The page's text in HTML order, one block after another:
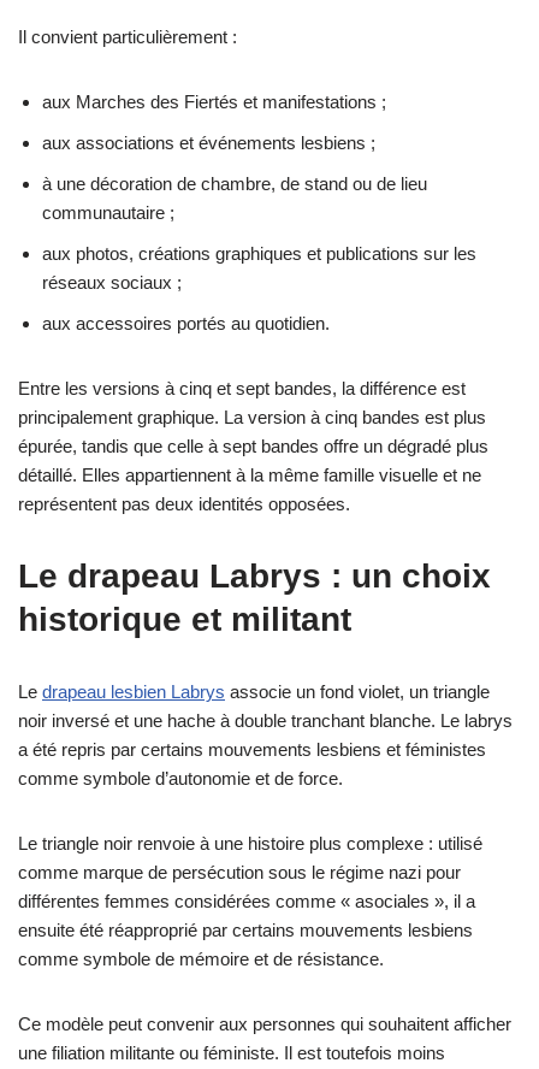
Il convient particulièrement :
aux Marches des Fiertés et manifestations ;
aux associations et événements lesbiens ;
à une décoration de chambre, de stand ou de lieu
communautaire ;
aux photos, créations graphiques et publications sur les
réseaux sociaux ;
aux accessoires portés au quotidien.
Entre les versions à cinq et sept bandes, la différence est
principalement graphique. La version à cinq bandes est plus
épurée, tandis que celle à sept bandes offre un dégradé plus
détaillé. Elles appartiennent à la même famille visuelle et ne
représentent pas deux identités opposées.
Le drapeau Labrys : un choix
historique et militant
Le drapeau lesbien Labrys associe un fond violet, un triangle
noir inversé et une hache à double tranchant blanche. Le labrys
a été repris par certains mouvements lesbiens et féministes
comme symbole d’autonomie et de force.
Le triangle noir renvoie à une histoire plus complexe : utilisé
comme marque de persécution sous le régime nazi pour
différentes femmes considérées comme « asociales », il a
ensuite été réapproprié par certains mouvements lesbiens
comme symbole de mémoire et de résistance.
Ce modèle peut convenir aux personnes qui souhaitent afficher
une filiation militante ou féministe. Il est toutefois moins